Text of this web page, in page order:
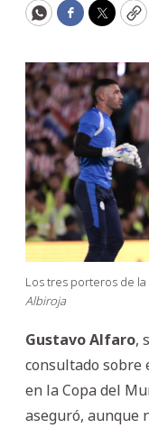
WhatsApp
Facebook
Los tres porteros de
Albiroja
GustavoAlfaro,
consultado
en la Copa del
aseguró, aunque